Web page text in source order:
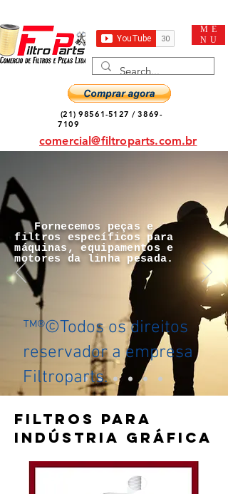
ME
NU
(21) 98561-5127 /3869-
7109
comercial@filtroparts.com.br
Fornecemos peças e
filtros específicos para
máquinas, equipamentos e
motores da linha pesada.
™®©Todos os direitos
reservador a empresa
Filtroparts.
FILTROS PARA
INDÚSTRIA GRÁFICA